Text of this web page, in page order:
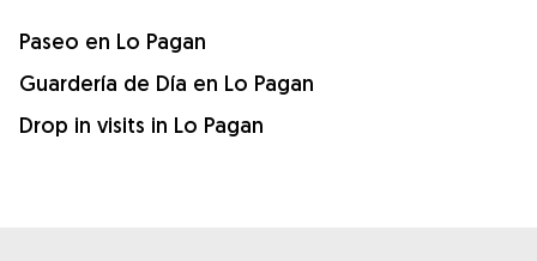
Paseo en Lo Pagan
Guardería de Día en Lo Pagan
Drop in visits in Lo Pagan